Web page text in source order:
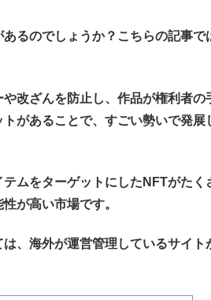
るのでしょうか？こちらの記事で
改ざんを防止し、作品が権利者の
があることで、すごい勢いで発展
ムをターゲットにしたNFTがた
が高い市場です。
、海外が運営管理しているサイ